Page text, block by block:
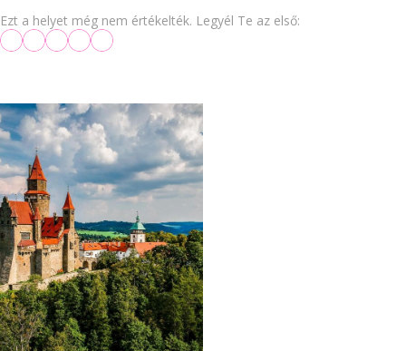
Ezt a helyet még nem értékelték. Legyél Te az első: